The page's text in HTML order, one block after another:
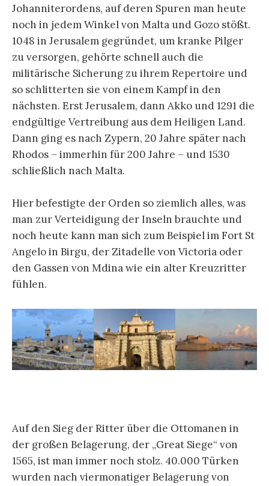
Johanniterordens, auf deren Spuren man heute
noch in jedem Winkel von Malta und Gozo stößt.
1048 in Jerusalem gegründet, um kranke Pilger
zu versorgen, gehörte schnell auch die
militärische Sicherung zu ihrem Repertoire und
so schlitterten sie von einem Kampf in den
nächsten. Erst Jerusalem, dann Akko und 1291 die
endgültige Vertreibung aus dem Heiligen Land.
Dann ging es nach Zypern, 20 Jahre später nach
Rhodos – immerhin für 200 Jahre – und 1530
schließlich nach Malta.
Hier befestigte der Orden so ziemlich alles, was
man zur Verteidigung der Inseln brauchte und
noch heute kann man sich zum Beispiel im Fort St
Angelo in Birgu, der Zitadelle von Victoria oder
den Gassen von Mdina wie ein alter Kreuzritter
fühlen.
Auf den Sieg der Ritter über die Ottomanen in
der großen Belagerung, der „Great Siege“ von
1565, ist man immer noch stolz. 40.000 Türken
wurden nach viermonatiger Belagerung von